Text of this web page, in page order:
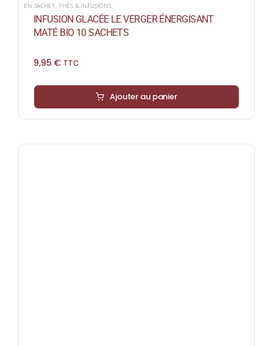
EN SACHET,THÉS & INFUSIONS
INFUSION GLACÉE LE VERGER ÉNERGISANT
MATÉ BIO 10 SACHETS
9,95 € TTC
Ajouter au panier